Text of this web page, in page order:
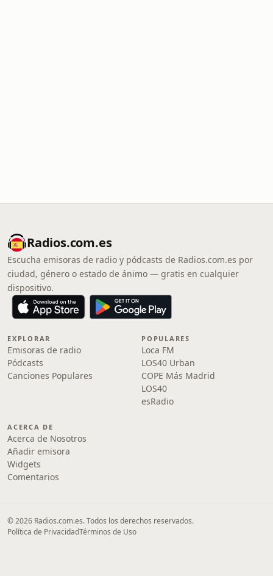
Radios.com.es
Escucha emisoras de radio y pódcasts de Radios.com.es por
ciudad, género o estado de ánimo — gratis en cualquier
dispositivo.
EXPLORAR
Emisoras de radio
Pódcasts
Canciones Populares
POPULARES
Loca FM
LOS40 Urban
COPE Más Madrid
LOS40
esRadio
ACERCA DE
Acerca de Nosotros
Añadir emisora
Widgets
Comentarios
© 2026 Radios.com.es. Todos los derechos reservados.
Política de PrivacidadTérminos de Uso